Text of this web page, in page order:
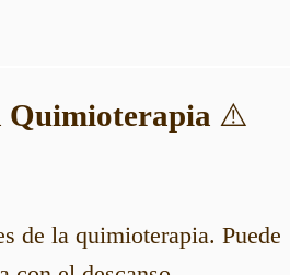
Quimioterapia ⚠️
de la quimioterapia. Puede